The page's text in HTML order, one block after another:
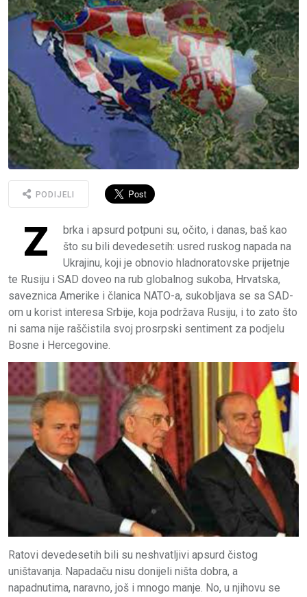
PODIJELI
Z
brka i apsurd potpuni su, očito, i danas, baš kao
što su bili devedesetih: usred ruskog napada na
Ukrajinu, koji je obnovio hladnoratovske prijetnje
te Rusiju i SAD doveo na rub globalnog sukoba, Hrvatska,
saveznica Amerike i članica NATO-a, sukobljava se sa SAD-
om u korist interesa Srbije, koja podržava Rusiju, i to zato što
ni sama nije raščistila svoj prosrpski sentiment za podjelu
Bosne i Hercegovine.
Ratovi devedesetih bili su neshvatljivi apsurd čistog
uništavanja. Napadaču nisu donijeli ništa dobra, a
napadnutima, naravno, još i mnogo manje. No, u njihovu se